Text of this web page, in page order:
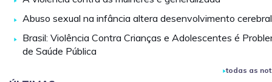
Abuso sexual na infância altera desenvolvimento cerebral
Brasil: Violência Contra Crianças e Adolescentes é
de Saúde Pública
todas as